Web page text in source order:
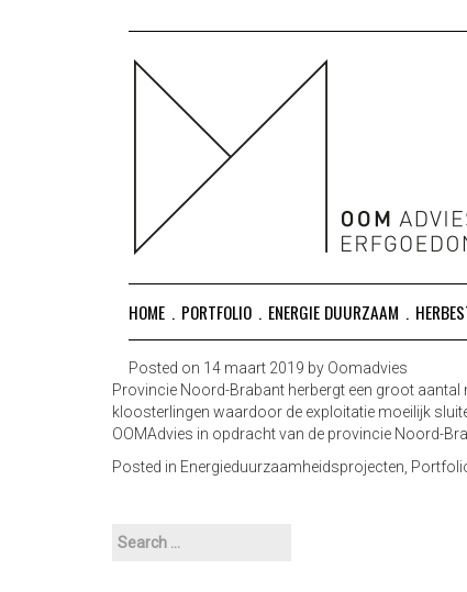
HOME PORTFOLIO ENERGIE DUURZAAM
Posted on 14 maart 2019 by Oomadvies
Provincie Noord-Brabant herbergt een groot
kloosterlingen waardoor de exploitatie moeilijk
OOMAdvies in opdracht van de provincie Noord-
Posted in Energieduurzaamheidsprojecten